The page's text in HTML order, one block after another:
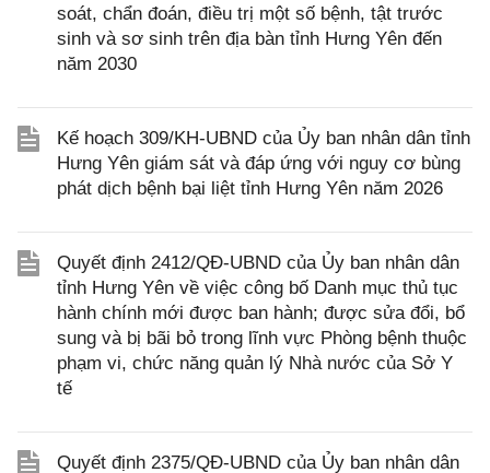
soát, chẩn đoán, điều trị một số bệnh, tật trước
sinh và sơ sinh trên địa bàn tỉnh Hưng Yên đến
năm 2030
Kế hoạch 309/KH-UBND của Ủy ban nhân dân tỉnh
Hưng Yên giám sát và đáp ứng với nguy cơ bùng
phát dịch bệnh bại liệt tỉnh Hưng Yên năm 2026
Quyết định 2412/QĐ-UBND của Ủy ban nhân dân
tỉnh Hưng Yên về việc công bố Danh mục thủ tục
hành chính mới được ban hành; được sửa đổi, bổ
sung và bị bãi bỏ trong lĩnh vực Phòng bệnh thuộc
phạm vi, chức năng quản lý Nhà nước của Sở Y
tế
Quyết định 2375/QĐ-UBND của Ủy ban nhân dân